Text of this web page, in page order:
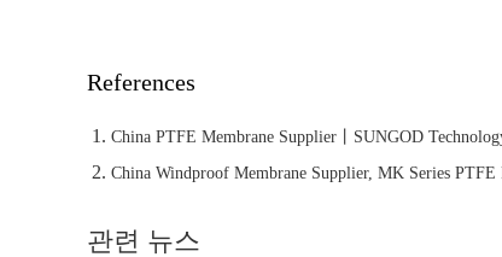
References
China PTFE Membrane Supplier丨SUNGOD
China Windproof Membrane Supplier, MK Series
관련 뉴스